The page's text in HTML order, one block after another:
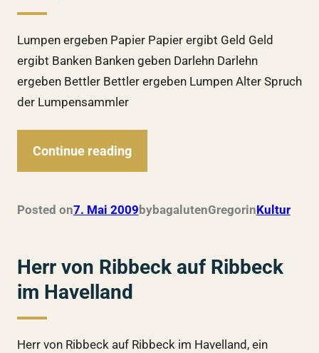
Lumpen ergeben Papier Papier ergibt Geld Geld
ergibt Banken Banken geben Darlehn Darlehn
ergeben Bettler Bettler ergeben Lumpen Alter Spruch
der Lumpensammler
Continue reading
Posted on7. Mai 2009 bybagalutenGregorinKultur
Herr von Ribbeck auf Ribbeck
im Havelland
Herr von Ribbeck auf Ribbeck im Havelland, ein